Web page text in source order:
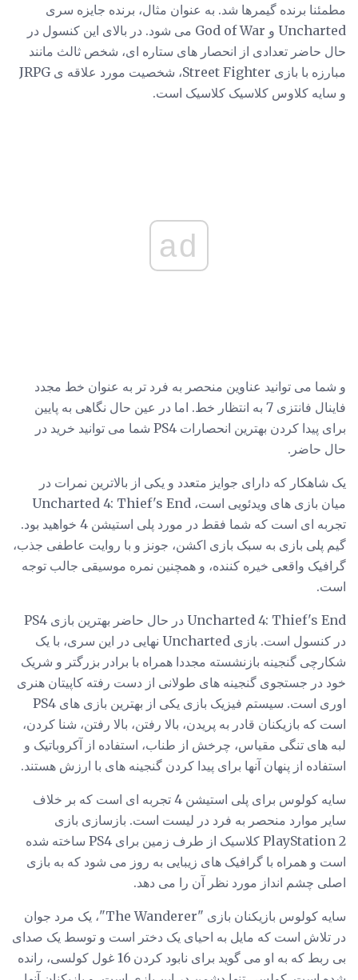
مطمئنا برنده گیمرها شد. به عنوان مثال، برنده جایزه سری
Uncharted و God of War می شود. در بالای این کنسول در
حال حاضر تعدادی از انحصار های ستاره ای، شخص ثالث مانند
مبارزه با بازی Street Fighter، شخصیت مورد علاقه ی JRPG
و سایه کلاوس کلاسیک کلاسیک است.
ad
و شما می توانید عناوین منحصر به فرد تر به عنوان خط مجدد
فاینال فانتزی 7 به انتظار خط. اما در عین حال نگاهی به پایین
برای پیدا کردن بهترین انحصارات PS4 شما می توانید خرید در
حال حاضر.
یک شاهکار که دارای جوایز متعدد و یکی از بالاترین نمرات در
میان بازی های ویدئویی است، Uncharted 4: Thief's End
تجربه ای است که شما فقط در مورد پلی استیشن 4 خواهید بود.
گیم پلی بازی به سبک بازی اکشن، جونز و با روایت عاطفی جذب،
گرافیک واقعی خیره کننده، و همچنین نمره موسیقی جالب توجه
است.
Uncharted 4: Thief's End در حال حاضر بهترین بازی PS4
در کنسول است. بازی Uncharted نهایی در این سری، با یک
شکارچی گنجینه بازنشسته مجددا همراه با برادر بزرگتر و شریک
خود در جستجوی گنجینه های طولانی از دست رفته کاپیتان هنری
اوری است. سیستم فیزیک بازی یکی از بهترین بازی های PS4
است که بازیکنان قادر به پریدن، بالا رفتن، بالا رفتن، شنا کردن،
لبه های تنگی مقیاس، چرخش از طناب، استفاده از آکروباتیک و
استفاده از پنهان آنها برای پیدا کردن گنجینه های با ارزش هستند.
سایه کولوس برای پلی استیشن 4 تجربه ای است که بر خلاف
سایر موارد منحصر به فرد در لیست است. بازسازی بازی
PlayStation 2 کلاسیک از طرف زمین برای PS4 ساخته شده
است و همراه با گرافیک های زیبایی به روز می شود که به بازی
اصلی چشم انداز مورد نظر آن را می دهد.
سایه کولوس بازیکنان بازی "The Wanderer"، یک مرد جوان
در تلاش است که مایل به احیای یک دختر است و توسط یک صدای
بی ربط که به او می گوید برای نابود کردن 16 غول کولسی، رانده